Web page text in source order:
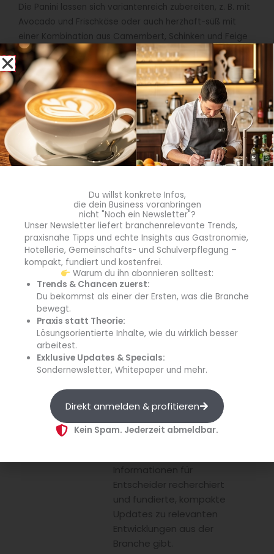
Die Panini lassen sich variantenreich zubereiten, z. B. mit
Avocado und Frischkäse oder auch herzhaft-süß mit
einer Kombination aus Camembert, Schinken und Feige
(s. Bild oben) – der Kreativität sind keine Grenzen
gesetzt und die
passenden Rezeptideenliefert
Lantmännen Unibake gleich mit.
Quelle: Lantmännen Unibake
blgastro.de
Die Redaktion von
blgastro.de berichtet über
aktuelle Entwicklungen,
Trends und Themen aus
dem gesamten Außer-
Haus-Markt – von
über
Gemeinschaftsgastronomie
bis hin zu Catering und
Schulverpflegung –
Meldungen steht eine
erfahrene Fachredaktion mit
Informationen für
Entscheider recherchiert
und fundierte, kompakte
Updates zu relevanten
Entwicklungen aus der
Branche gibt.
Du willst konkrete Infos,
die dein Business voranbringen
nicht "Noch ein Newsletter"?
Unser Newsletter liefert branchenrelevante Trends,
praxisnahe Tipps und echte Insights aus Gastronomie,
Hotellerie, Gemeinschafts- und Schulverpflegung –
kompakt, fundiert und kostenfrei.
Warum du ihn abonnieren solltest:
Trends & Chancen zuerst:
Du bekommst als einer der Ersten, was die Branche
bewegt.
Praxis statt Theorie:
Lösungsorientierte Inhalte, wie du wirklich besser
arbeitest.
Exklusive Updates & Specials:
Sondernewsletter, Whitepaper und mehr.
Direkt anmelden & profitieren
Kein Spam. Jederzeit abmeldbar.